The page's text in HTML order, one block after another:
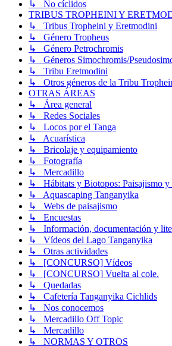
↳ No cíclidos
TRIBUS TROPHEINI Y
↳ Tribus Tropheini y Eretmodini
↳ Género Tropheus
↳ Género Petrochromis
↳ Géneros Simochromis/
↳ Tribu Eretmodini
↳ Otros géneros de la Tribu
OTRAS ÁREAS
↳ Área general
↳ Redes Sociales
↳ Locos por el Tanga
↳ Acuarística
↳ Bricolaje y equipamiento
↳ Fotografía
↳ Mercadillo
↳ Hábitats y Biotopos: Paisajismo y
↳ Aquascaping Tanganyika
↳ Webs de paisajismo
↳ Encuestas
↳ Información, documentación y
↳ Vídeos del Lago Tanganyika
↳ Otras actividades
↳ [CONCURSO] Vídeos
↳ [CONCURSO] Vuelta al cole.
↳ Quedadas
↳ Cafetería Tanganyika Cichlids
↳ Nos conocemos
↳ Mercadillo Off Topic
↳ Mercadillo
↳ NORMAS Y OTROS